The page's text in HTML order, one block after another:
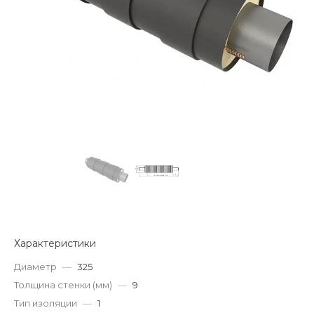
Характеристики
Диаметр — 325
Толщина стенки (мм) — 9
Тип изоляции — 1